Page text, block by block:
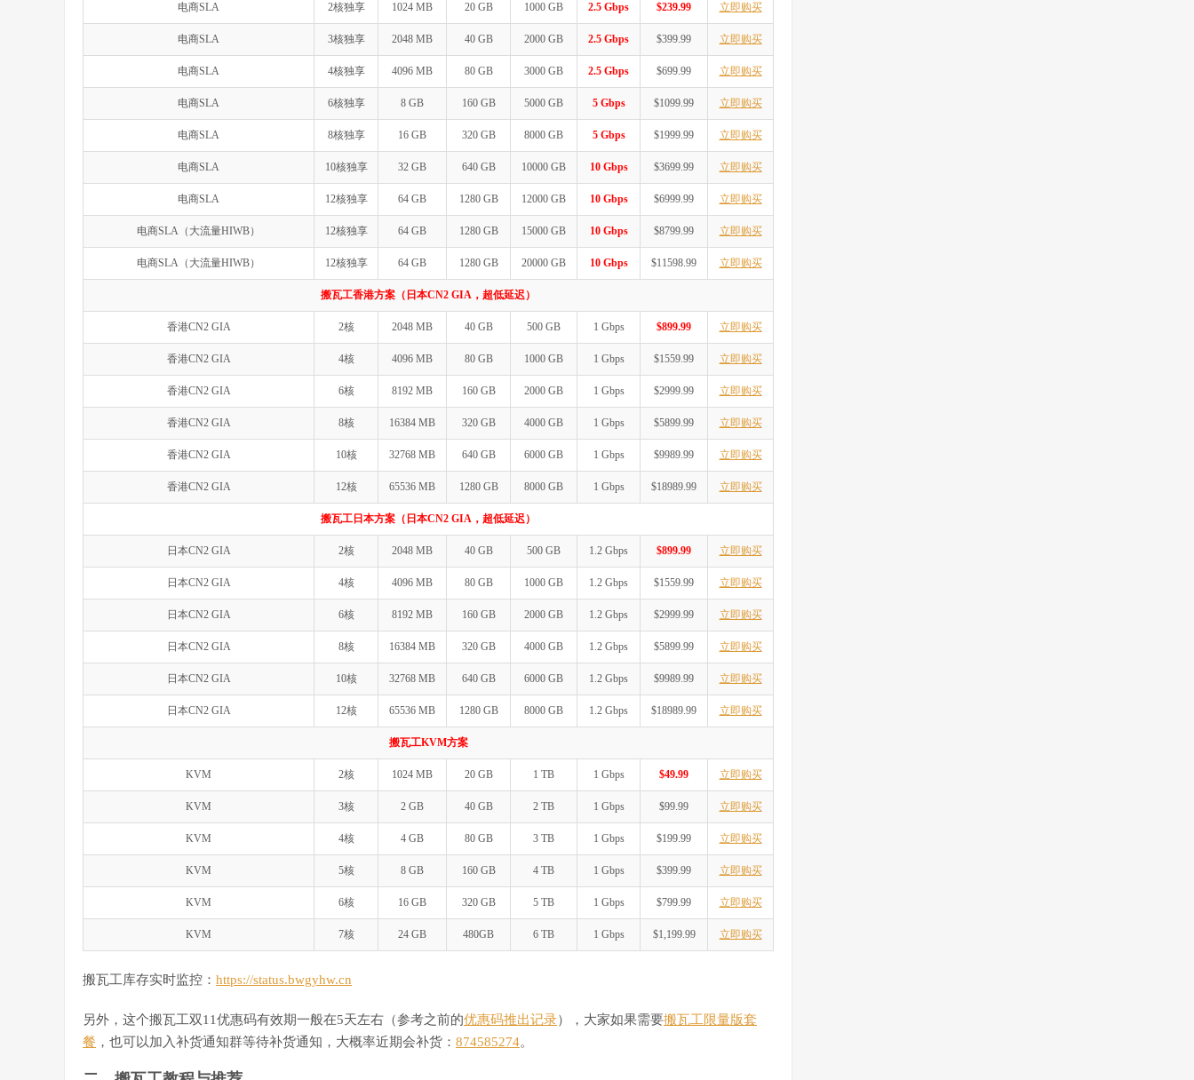
电商SLA 2核独享 1024 MB 20 GB 1000 GB 2.5 Gbps $239.99 立即购买
电商SLA 3核独享 2048 MB 40 GB 2000 GB 2.5 Gbps $399.99 立即购买
电商SLA 4核独享 4096 MB 80 GB 3000 GB 2.5 Gbps $699.99 立即购买
电商SLA 6核独享 8 GB 160 GB 5000 GB 5 Gbps $1099.99 立即购买
电商SLA 8核独享 16 GB 320 GB 8000 GB 5 Gbps $1999.99 立即购买
电商SLA 10核独享 32 GB 640 GB 10000 GB 10 Gbps $3699.99 立即购买
电商SLA 12核独享 64 GB 1280 GB 12000 GB 10 Gbps $6999.99 立即购买
电商SLA（大流量HIWB） 12核独享 64 GB 1280 GB 15000 GB 10 Gbps $8799.99 立即购买
电商SLA（大流量HIWB） 12核独享 64 GB 1280 GB 20000 GB 10 Gbps $11598.99 立即购买
搬瓦工香港方案（日本CN2 GIA，超低延迟）
香港CN2 GIA 2核 2048 MB 40 GB 500 GB 1 Gbps $899.99 立即购买
香港CN2 GIA 4核 4096 MB 80 GB 1000 GB 1 Gbps $1559.99 立即购买
香港CN2 GIA 6核 8192 MB 160 GB 2000 GB 1 Gbps $2999.99 立即购买
香港CN2 GIA 8核 16384 MB 320 GB 4000 GB 1 Gbps $5899.99 立即购买
香港CN2 GIA 10核 32768 MB 640 GB 6000 GB 1 Gbps $9989.99 立即购买
香港CN2 GIA 12核 65536 MB 1280 GB 8000 GB 1 Gbps $18989.99 立即购买
搬瓦工日本方案（日本CN2 GIA，超低延迟）
日本CN2 GIA 2核 2048 MB 40 GB 500 GB 1.2 Gbps $899.99 立即购买
日本CN2 GIA 4核 4096 MB 80 GB 1000 GB 1.2 Gbps $1559.99 立即购买
日本CN2 GIA 6核 8192 MB 160 GB 2000 GB 1.2 Gbps $2999.99 立即购买
日本CN2 GIA 8核 16384 MB 320 GB 4000 GB 1.2 Gbps $5899.99 立即购买
日本CN2 GIA 10核 32768 MB 640 GB 6000 GB 1.2 Gbps $9989.99 立即购买
日本CN2 GIA 12核 65536 MB 1280 GB 8000 GB 1.2 Gbps $18989.99 立即购买
搬瓦工KVM方案
KVM 2核 1024 MB 20 GB 1 TB 1 Gbps $49.99 立即购买
KVM 3核 2 GB 40 GB 2 TB 1 Gbps $99.99 立即购买
KVM 4核 4 GB 80 GB 3 TB 1 Gbps $199.99 立即购买
KVM 5核 8 GB 160 GB 4 TB 1 Gbps $399.99 立即购买
KVM 6核 16 GB 320 GB 5 TB 1 Gbps $799.99 立即购买
KVM 7核 24 GB 480GB 6 TB 1 Gbps $1,199.99 立即购买
搬瓦工库存实时监控： https://status.bwgyhw.cn
另外，这个搬瓦工双11优惠码有效期一般在5天左右（参考之前的优惠码推出记录），大家如果需要搬瓦工限量版套
餐 ，也可以加入补货通知群等待补货通知，大概率近期会补货： 874585274。